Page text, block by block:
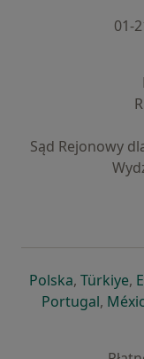
01-
Sąd Rejonowy
Polskaotwiera
, Türkiye,
Portugal,